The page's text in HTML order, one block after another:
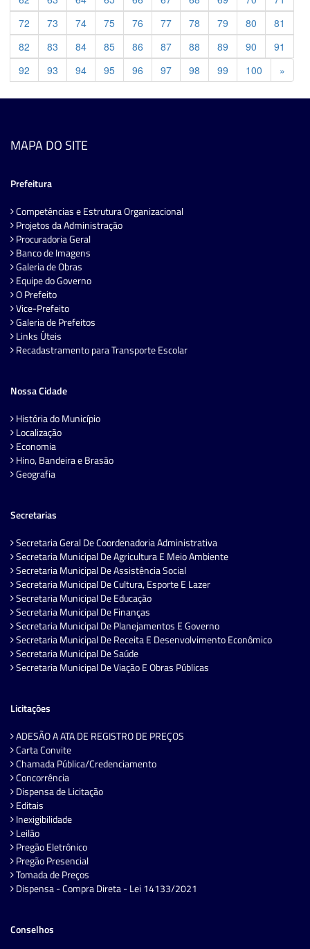
72
73 74 75 76 77 78 79 80
81
82
83 84 85 86 87 88 89 90
91
92
93 94 95 96 97 98 99 100 »
MAPA DO SITE
Prefeitura
Competências e Estrutura Organizacional
Projetos da Administração
Procuradoria Geral
Banco de Imagens
Galeria de Obras
Equipe do Governo
O Prefeito
Vice-Prefeito
Galeria de Prefeitos
Links Úteis
Recadastramento para Transporte Escolar
Nossa Cidade
História do Município
Localização
Economia
Hino, Bandeira e Brasão
Geografia
Secretarias
Secretaria Geral De Coordenadoria Administrativa
Secretaria Municipal De Agricultura E Meio Ambiente
Secretaria Municipal De Assistência Social
Secretaria Municipal De Cultura, Esporte E Lazer
Secretaria Municipal De Educação
Secretaria Municipal De Finanças
Secretaria Municipal De Planejamentos E Governo
Secretaria Municipal De Receita E Desenvolvimento Econômico
Secretaria Municipal De Saúde
Secretaria Municipal De Viação E Obras Públicas
Licitações
ADESÃO A ATA DE REGISTRO DE PREÇOS
Carta Convite
Chamada Pública/Credenciamento
Concorrência
Dispensa de Licitação
Editais
Inexigibilidade
Leilão
Pregão Eletrônico
Pregão Presencial
Tomada de Preços
Dispensa - Compra Direta - Lei 14133/2021
Conselhos